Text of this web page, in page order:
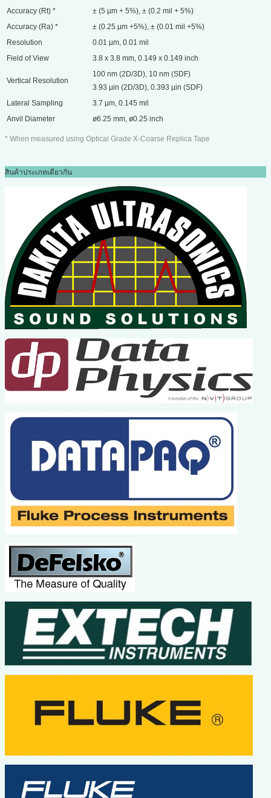
Accuracy (Rt) *
± (5 µm + 5%), ± (0.2 mil + 5%)
Accuracy (Ra) *
± (0.25 µm +5%), ± (0.01 mil +5%)
Resolution
0.01 µm, 0.01 mil
Field of View
3.8 x 3.8 mm, 0.149 x 0.149 inch
Vertical Resolution
100 nm (2D/3D), 10 nm (SDF)
3.93 µin (2D/3D), 0.393 µin (SDF)
Lateral Sampling
3.7 µm, 0.145 mil
Anvil Diameter
ø6.25 mm, ø0.25 inch
* When measured using Optical Grade X-Coarse Replica Tape
สินค้าประเภทเดียวกัน